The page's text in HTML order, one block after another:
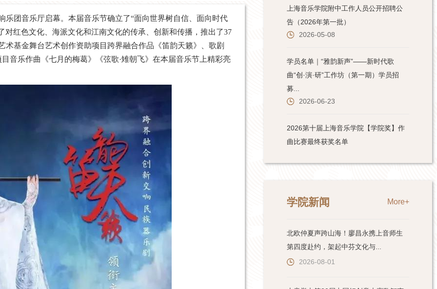
乐团音乐厅启幕。本届音乐节确立了“面向世界树自信、面向时代
红色文化、海派文化和江南文化的传承、创新和传播，推出了37
基金舞台艺术创作资助项目跨界融合作品《笛韵天籁》、歌剧
音乐作曲《七月的梅葛》《弦歌·雉朝飞》在本届音乐节上精彩亮
学院新闻 More+
北欧仲夏声跨山海！廖昌永携上音师生
第四度赴约，架起中芬文化与...
2026-08-01